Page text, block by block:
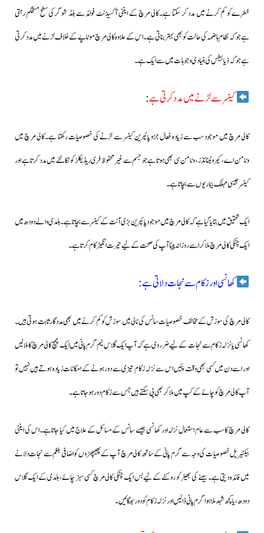
خطرے کو کم کرنے میں مدد کر سکتا ہے۔کالی مرچ کے اینٹی آکسیڈنٹ فوائد سے بلڈ شوگر کی سطح مستحکم رہتی
ہےجوکہ نظام ہاضمہ کی حالت کو بھی بہتر بناتی ہے۔اس کے علاوہ کالی مرچ موٹاپے کے خلاف لڑنے میں مدد کرتی
ہے جو کہ ذیابیطس کی بنیادی وجوہات میں سے ایک ہے۔
کینسر سے لڑنے میں مدد کرتی ہے:
کالی مرچ میں موجود سب سے زیادہ فعال جزو پائپرین کینسر سے لڑنے کی خصوصیات رکھتا ہے۔کالی مرچ میں
وٹامن اے، کیروٹینائڈز، وٹامن سی بھی ہوتا ہے جو جسم سے غیر محفوظ فری ریڈیکلز کو نکالنے میں مدد کرتا ہے اور
کینسر جیسی مہلک بیماریوں سے بچاتا ہے۔
ایک تحقیق میں بتایا گیاہےکہ کالی مرچ میں موجود پائپرین بڑی آنت کے کینسر سے بچاتا ہے۔ہلدی والے دودھ میں
ایک چٹکی کالی مرچ ملاکر اسے روزانہ پینا آپ کی صحت کے لیے حیرت انگیز کام کرتا ہے۔
کھانسی اور زکام سے نجات دلاتی ہے:
کالی مرچ کی سوزش کےمخالف خصوصیات سانس کی نالی میں سوزش کو کم کرنے میں بھی مددگار ثابت ہوتی ہیں۔
کھانسی یا نزلہ زکام سے نجات کے لیے ضرروی ہےکہ آپ ایک گلاس نیم گرم پانی میں ایک چمچ کالی مرچ کا ملا لیں
اور اسے دن میں کسی بھی وقت پئیں اس سے نزلہ زکام تیزی سے دور ہونےکے امکانات زیادہ ہوتےہیں نہیں تو
آپ کالی مرچ کو چائے کے کپ میں ملا کر بھی پی سکتے ہیں جس سے زکام دور ہو جاتا ہے۔
کالی مرچ کا سب سے عام استعمال نزلہ اور کھانسی جیسے سانس کےمسائل کے علاج میں کیا جاتا ہے۔اس کی اینٹی
بیکٹیریل خصوصیات کی وجہ سے گرم پانی کے ساتھ کالی مرچ آپ کے پھیپھڑوں کو اضافی بلغم سے نجات دلانے
میں فائدہ دیتی ہے۔سینے کی بھیڑ کو روکنےکےلیے بس ایک چٹکی کالی مرچ کسی سبز چائے، ہلدی کے ایک گلاس
دودھ، یا کچھ شہد ملا ہوا گرم پانی ڈالیں اور نزلہ زکام کو دور بھگائیں۔